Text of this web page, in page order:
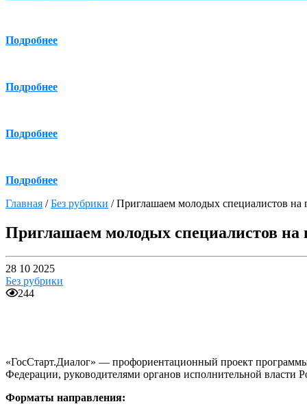
Подробнее
Подробнее
Подробнее
Подробнее
Главная /Без рубрики /Приглашаем молодых специалистов на
Приглашаем молодых специалистов на
28 10 2025
Без рубрики
244
«ГосСтарт.Диалог» — профориентационный проект
Федерации, руководителями органов исполнительной власти
Форматы направления: